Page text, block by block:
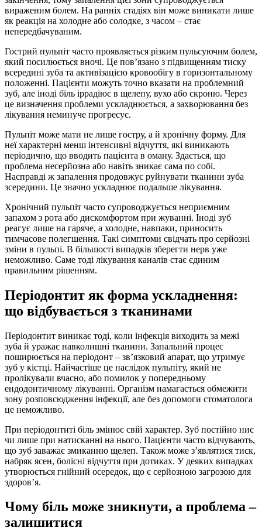
вираженим болем. На ранніх стадіях він може виникати лише
як реакція на холодне або солодке, з часом – стає
непередбачуваним.
Гострий пульпіт часто проявляється різким пульсуючим болем,
який посилюється вночі. Це пов’язано з підвищенням тиску
всередині зуба та активізацією кровообігу в горизонтальному
положенні. Пацієнти можуть точно вказати на проблемний
зуб, але іноді біль іррадіює в щелепу, вухо або скроню. Через
це визначення проблеми ускладнюється, а захворювання без
лікування неминуче прогресує.
Пульпіт може мати не лише гостру, а й хронічну форму. Для
неї характерні менш інтенсивні відчуття, які виникають
періодично, що вводить пацієнта в оману. Здається, що
проблема несерйозна або навіть зникає сама по собі.
Насправді ж запалення продовжує руйнувати тканини зуба
зсередини. Це значно ускладнює подальше лікування.
Хронічний пульпіт часто супроводжується неприємним
запахом з рота або дискомфортом при жуванні. Іноді зуб
реагує лише на гаряче, а холодне, навпаки, приносить
тимчасове полегшення. Такі симптоми свідчать про серйозні
зміни в пульпі. В більшості випадків зберегти нерв уже
неможливо. Саме тоді лікування каналів стає єдиним
правильним рішенням.
Періодонтит як форма ускладнення:
що відбувається з тканинами
Періодонтит виникає тоді, коли інфекція виходить за межі
зуба й уражає навколишні тканини. Запальний процес
поширюється на періодонт – зв’язковий апарат, що утримує
зуб у кістці. Найчастіше це наслідок пульпіту, який не
пролікували вчасно, або помилок у попередньому
ендодонтичному лікуванні. Організм намагається обмежити
зону розповсюдження інфекції, але без допомоги стоматолога
це неможливо.
При періодонтиті біль змінює свій характер. Зуб постійно ниє
чи лише при натисканні на нього. Пацієнти часто відчувають,
що зуб заважає змиканню щелеп. Також може з’являтися тиск,
набряк ясен, болісні відчуття при дотиках. У деяких випадках
утворюється гнійний осередок, що є серйозною загрозою для
здоров’я.
Чому біль може зникнути, а проблема –
залишитися